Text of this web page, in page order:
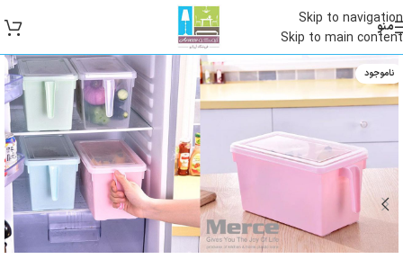
Skip to navigation
Skip to main content
منو
ناموجود